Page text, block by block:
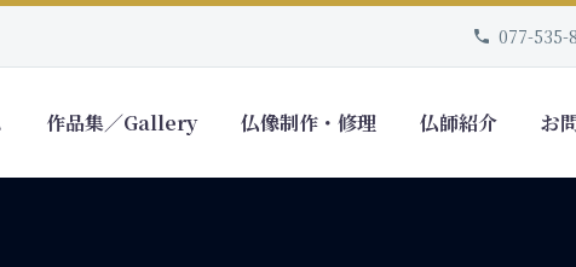
077-535-
作品集／Gallery 仏像制作・修理 仏師紹介 お